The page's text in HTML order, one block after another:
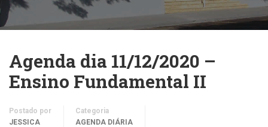
Agenda dia 11/12/2020 –
Ensino Fundamental II
Postado por
JESSICA
Categoria
AGENDA DIÁRIA